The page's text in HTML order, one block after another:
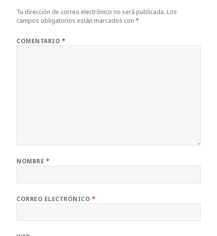
Tu dirección de correo electrónico no será publicada. Los
campos obligatorios están marcados con*
COMENTARIO *
NOMBRE *
CORREO ELECTRÓNICO *